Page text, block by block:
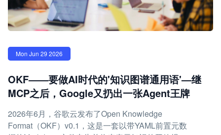
Mon Jun 29 2026
OKF——要做AI时代的'知识图谱通用语'—继
MCP之后，Google又扔出一张Agent王牌
2026年6月，谷歌云发布了Open Knowledge
Format（OKF）v0.1，这是一套以带YAML前置元数